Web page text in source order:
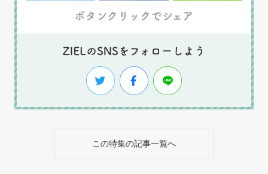
この特集の記事一覧へ